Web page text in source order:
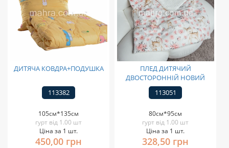
ДИТЯЧА КОВДРА+ПОДУШКА
113382
105см*135см
гурт від 1.00 шт
Ціна за 1 шт.
450,00 грн
ПЛЕД ДИТЯЧИЙ
ДВОСТОРОННІЙ НОВИЙ
113051
80см*95см
гурт від 1.00 шт
Ціна за 1 шт.
328,50 грн